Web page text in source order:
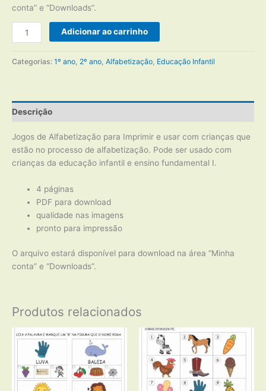
conta” e “Downloads”.
Jogos
de
para
Adicionar ao carrinho
Categorias: 1º ano, 2º ano, Alfabetização, Educação Infantil
Descrição
Jogos de Alfabetização para Imprimir e usar com crianças que
estão no processo de alfabetização. Pode ser usado com
crianças da educação infantil e ensino fundamental I.
4 páginas
PDF para download
qualidade nas imagens
pronto para impressão
O arquivo estará disponível para download na área “Minha
conta” e “Downloads”.
Produtos relacionados